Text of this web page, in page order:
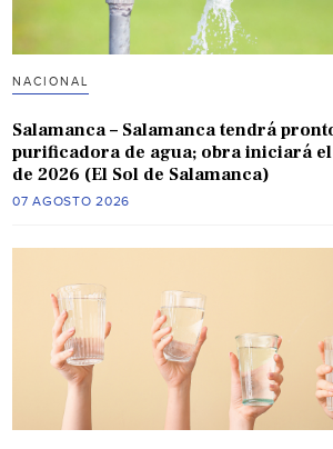
NACIONAL
Salamanca – Salamanca tendrá
purificadora de agua; obra iniciará
de 2026 (El Sol de Salamanca)
07 AGOSTO 2026